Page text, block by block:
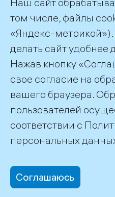
персональных
с текстомсогласияи
персональных
©2026 ПАО «ТГК–1»
office@tgc1.ru
том числе, файлы
«Яндекс-
делать сайт удобнее
Нажав кнопку
свое согласие на
вашего браузера.
пользователей
соответствии с
персональных
Соглашаюсь